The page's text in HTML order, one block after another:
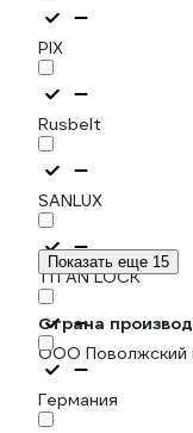
PIX
Rusbelt
SANLUX
TITAN LOCK
ООО Поволжский
Показать еще 15
Страна
Германия